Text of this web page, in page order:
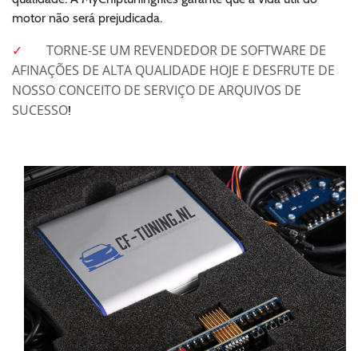
motor não será prejudicada.
TORNE-SE UM REVENDEDOR DE SOFTWARE DE
AFINAÇÕES DE ALTA QUALIDADE HOJE E DESFRUTE DE
NOSSO CONCEITO DE SERVIÇO DE ARQUIVOS DE
SUCESSO!